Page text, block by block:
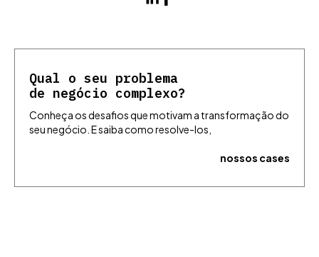
Qual o seu problema
de negócio complexo?
Conheça os desafios que motivam a transformação do
seu negócio. E saiba como resolve-los,
nossos cases